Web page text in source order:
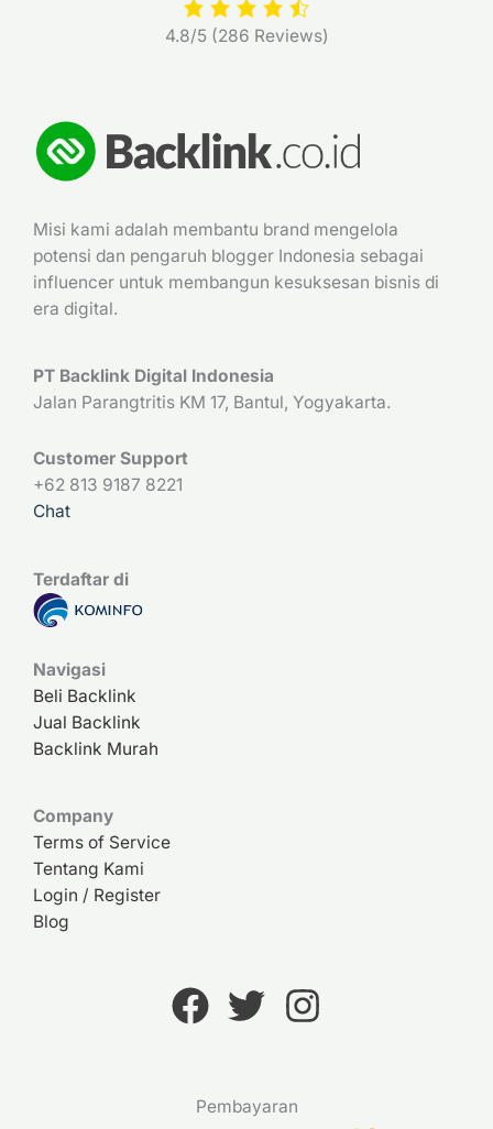
4.8/5 (286 Reviews)
Misi kami adalah membantu brand mengelola
potensi dan pengaruh blogger Indonesia sebagai
influencer untuk membangun kesuksesan bisnis di
era digital.
PT Backlink Digital Indonesia
Jalan Parangtritis KM 17, Bantul, Yogyakarta.
Customer Support
+62 813 9187 8221
Chat
Terdaftar di
Navigasi
Beli Backlink
Jual Backlink
Backlink Murah
Company
Terms of Service
Tentang Kami
Login / Register
Blog
Pembayaran